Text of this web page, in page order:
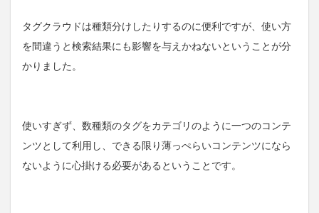
タグクラウドは種類分けしたりするのに便利ですが、使い方
を間違うと検索結果にも影響を与えかねないということが分
かりました。
使いすぎず、数種類のタグをカテゴリのように一つのコンテ
ンツとして利用し、できる限り薄っぺらいコンテンツになら
ないように心掛ける必要があるということです。